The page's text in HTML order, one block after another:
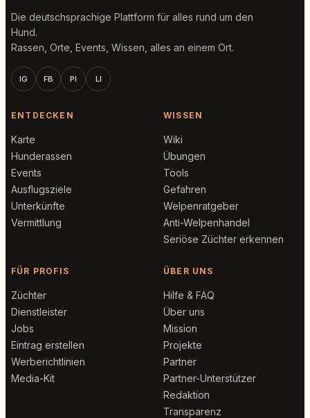
Die deutschsprachige Plattform für alles rund um den
Hund.
Rassen, Orte, Events, Wissen, alles an einem Ort.
IG FB PI LI
ENTDECKEN
Karte
Hunderassen
Events
Ausflugsziele
Unterkünfte
Vermittlung
WISSEN
Wiki
Übungen
Tools
Gefahren
Welpenratgeber
Anti-Welpenhandel
Seriöse Züchter erkennen
FÜR PROFIS
Züchter
Dienstleister
Jobs
Eintrag erstellen
Werberichtlinien
Media-Kit
ÜBER UNS
Hilfe & FAQ
Über uns
Mission
Projekte
Partner
Partner-Unterstützer
Redaktion
Transparenz